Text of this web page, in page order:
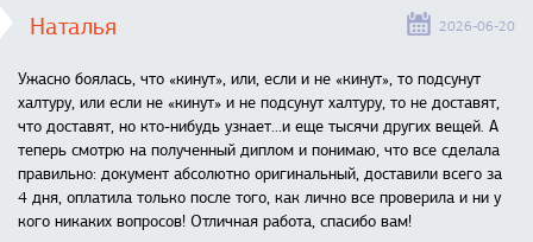
Наталья 2026-06-20
Ужасно боялась, что «кинут», или, если и не «кинут», то подсунут
халтуру, или если не «кинут» и не подсунут халтуру, то не доставят,
что доставят, но кто-нибудь узнает...и еще тысячи других вещей. А
теперь смотрю на полученный диплом и понимаю, что все сделала
правильно: документ абсолютно оригинальный, доставили всего за
4 дня, оплатила только после того, как лично все проверила и ни у
кого никаких вопросов! Отличная работа, спасибо вам!